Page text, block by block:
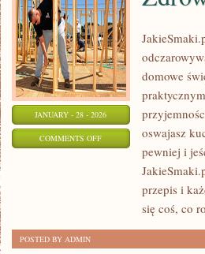
JANUARY - 28 - 2026
COMMENTS OFFON
ODŻYWIANIE
domowe
oswajasz
pewniej i
przepis i
się coś, co
POSTED BY ADMIN